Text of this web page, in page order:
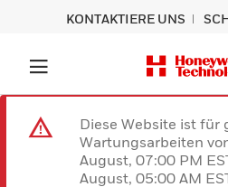
KONTAKTIERE UNS
Diese Website ist für
Wartungsarbeiten
August, 07:00 PM
August, 05:00 AM